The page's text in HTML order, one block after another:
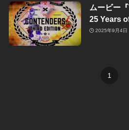
ムービー
25 Years
2025年9月4日
1